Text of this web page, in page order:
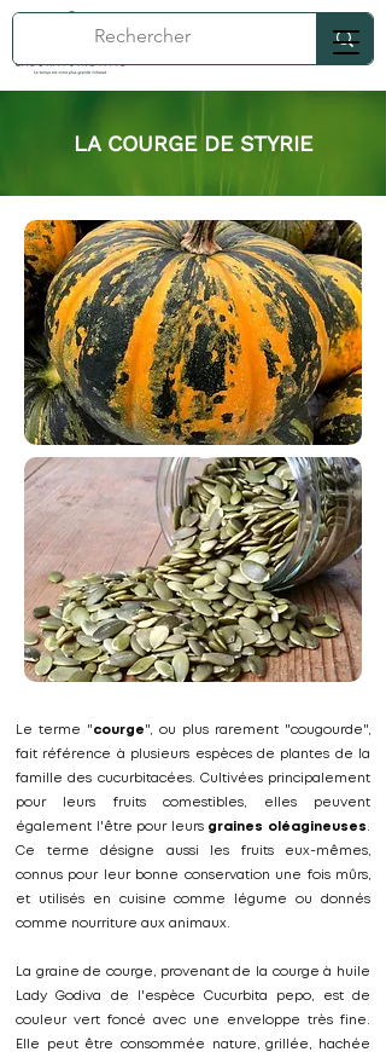
LA COURGE DE STYRIE
Le terme " courge ", ou plus rarement "cougourde",
fait référence à plusieurs espèces de plantes de la
famille des cucurbitacées. Cultivées principalement
pour leurs fruits comestibles, elles peuvent
également l'être pour leurs graines oléagineuses
Ce terme désigne aussi les fruits eux-mêmes,
connus pour leur bonne conservation une fois mûrs,
et utilisés en cuisine comme légume ou donnés
comme nourriture aux animaux.
La graine de courge, provenant de la courge à huile
Lady Godiva de l'espèce Cucurbita pepo, est de
couleur vert foncé avec une enveloppe très fine.
Elle peut être consommée nature, grillée, hachée